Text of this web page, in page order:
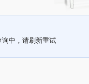
询中，请刷新重试